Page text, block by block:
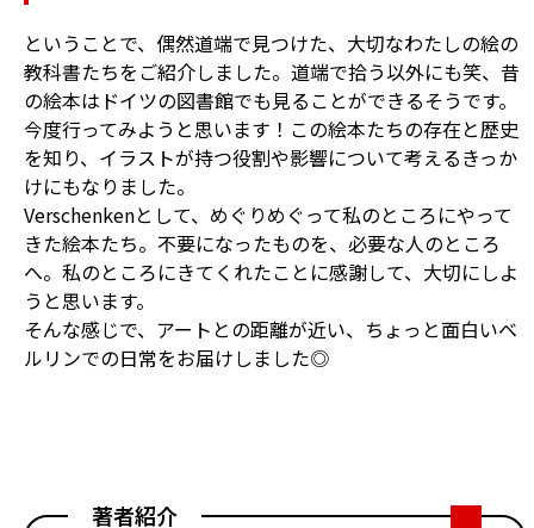
ということで、偶然道端で見つけた、大切なわたしの絵の
教科書たちをご紹介しました。道端で拾う以外にも笑、昔
の絵本はドイツの図書館でも見ることができるそうです。
今度行ってみようと思います！この絵本たちの存在と歴史
を知り、イラストが持つ役割や影響について考えるきっか
けにもなりました。
Verschenkenとして、めぐりめぐって私のところにやって
きた絵本たち。不要になったものを、必要な人のところ
へ。私のところにきてくれたことに感謝して、大切にしよ
うと思います。
そんな感じで、アートとの距離が近い、ちょっと面白いベ
ルリンでの日常をお届けしました◎
著者紹介